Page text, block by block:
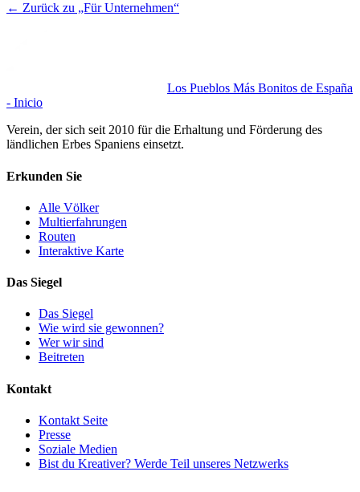
← Zurück zu „Für Unternehmen“
Los Pueblos Más Bonitos de España
- Inicio
Verein, der sich seit 2010 für die Erhaltung und Förderung des
ländlichen Erbes Spaniens einsetzt.
Erkunden Sie
Alle Völker
Multierfahrungen
Routen
Interaktive Karte
Das Siegel
Das Siegel
Wie wird sie gewonnen?
Wer wir sind
Beitreten
Kontakt
Kontakt Seite
Presse
Soziale Medien
Bist du Kreativer? Werde Teil unseres Netzwerks